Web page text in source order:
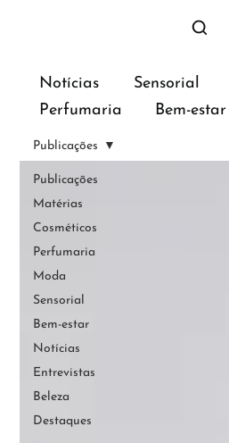
Perfumaria
Bem-estar
Sensorial
Notícias
Publicações
Matérias
Cosméticos
Perfumaria
Moda
Sensorial
Bem-estar
Notícias
Entrevistas
Beleza
Destaques
Publicações